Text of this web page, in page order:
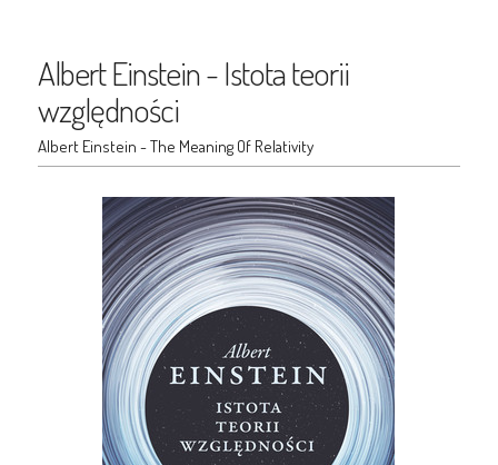
Albert Einstein - Istota teorii
względności
Albert Einstein - The Meaning Of Relativity